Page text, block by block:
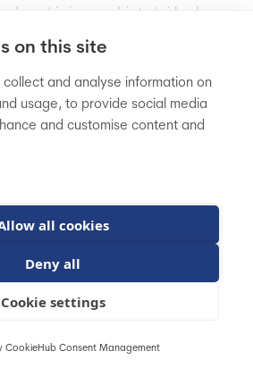
on this site
and analyse information on
usage, to provide social media
and customise content and
all cookies
Deny all
Cookie settings
CookieHub Consent Management
różnica w objętości kodu
kodu w tych platformach.
baza kodu to nie tylko łatwiejsza
także potencjalne ryzyko
upraszcza proces utrzymania i
zrozumieć i
według potrzeb.
wydajność